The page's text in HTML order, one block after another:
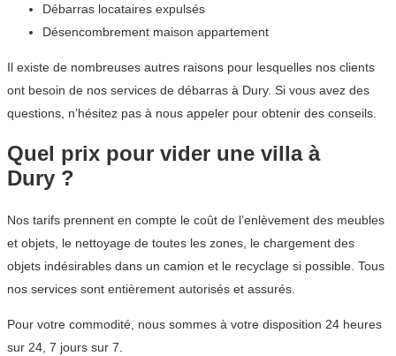
Débarras locataires expulsés
Désencombrement maison appartement
Il existe de nombreuses autres raisons pour lesquelles nos clients
ont besoin de nos services de débarras à Dury. Si vous avez des
questions, n’hésitez pas à nous appeler pour obtenir des conseils.
Quel prix pour vider une villa à
Dury ?
Nos tarifs prennent en compte le coût de l’enlèvement des meubles
et objets, le nettoyage de toutes les zones, le chargement des
objets indésirables dans un camion et le recyclage si possible. Tous
nos services sont entièrement autorisés et assurés.
Pour votre commodité, nous sommes à votre disposition 24 heures
sur 24, 7 jours sur 7.